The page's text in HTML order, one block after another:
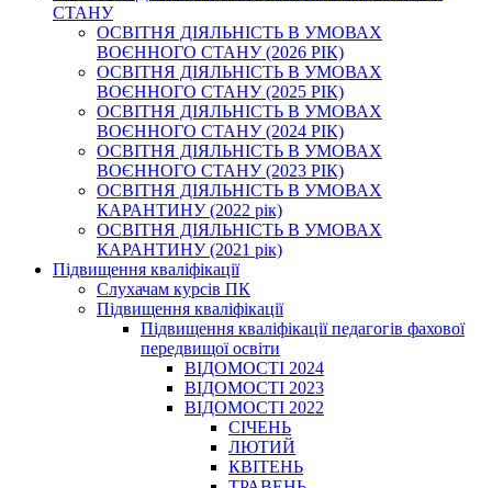
СТАНУ
ОСВІТНЯ ДІЯЛЬНІСТЬ В УМОВАХ
ВОЄННОГО СТАНУ (2026 РІК)
ОСВІТНЯ ДІЯЛЬНІСТЬ В УМОВАХ
ВОЄННОГО СТАНУ (2025 РІК)
ОСВІТНЯ ДІЯЛЬНІСТЬ В УМОВАХ
ВОЄННОГО СТАНУ (2024 РІК)
ОСВІТНЯ ДІЯЛЬНІСТЬ В УМОВАХ
ВОЄННОГО СТАНУ (2023 РІК)
ОСВІТНЯ ДІЯЛЬНІСТЬ В УМОВАХ
КАРАНТИНУ (2022 рік)
ОСВІТНЯ ДІЯЛЬНІСТЬ В УМОВАХ
КАРАНТИНУ (2021 рік)
Підвищення кваліфікації
Слухачам курсів ПК
Підвищення кваліфікації
Підвищення кваліфікації педагогів фахової
передвищої освіти
ВІДОМОСТІ 2024
ВІДОМОСТІ 2023
ВІДОМОСТІ 2022
СІЧЕНЬ
ЛЮТИЙ
КВІТЕНЬ